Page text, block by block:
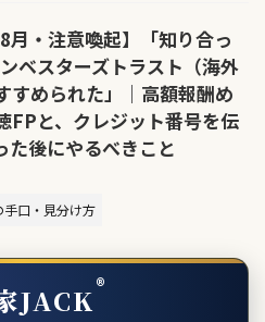
8月・注意喚起】「知り合っ
ベスターズトラスト（海外
すめられた」｜高額報酬め
FPと、クレジット番号を伝
た後にやるべきこと
口・見分け方
JACK®